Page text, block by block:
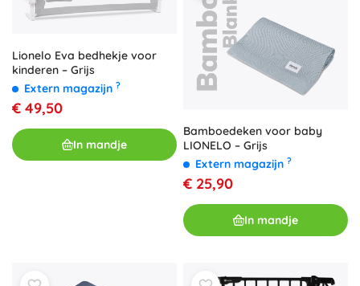
Lionelo Eva bedhekje voor
kinderen – Grijs
Extern magazijn ?
€ 49,50
In mandje
Bamboedeken voor baby
LIONELO – Grijs
Extern magazijn ?
€ 25,90
In mandje